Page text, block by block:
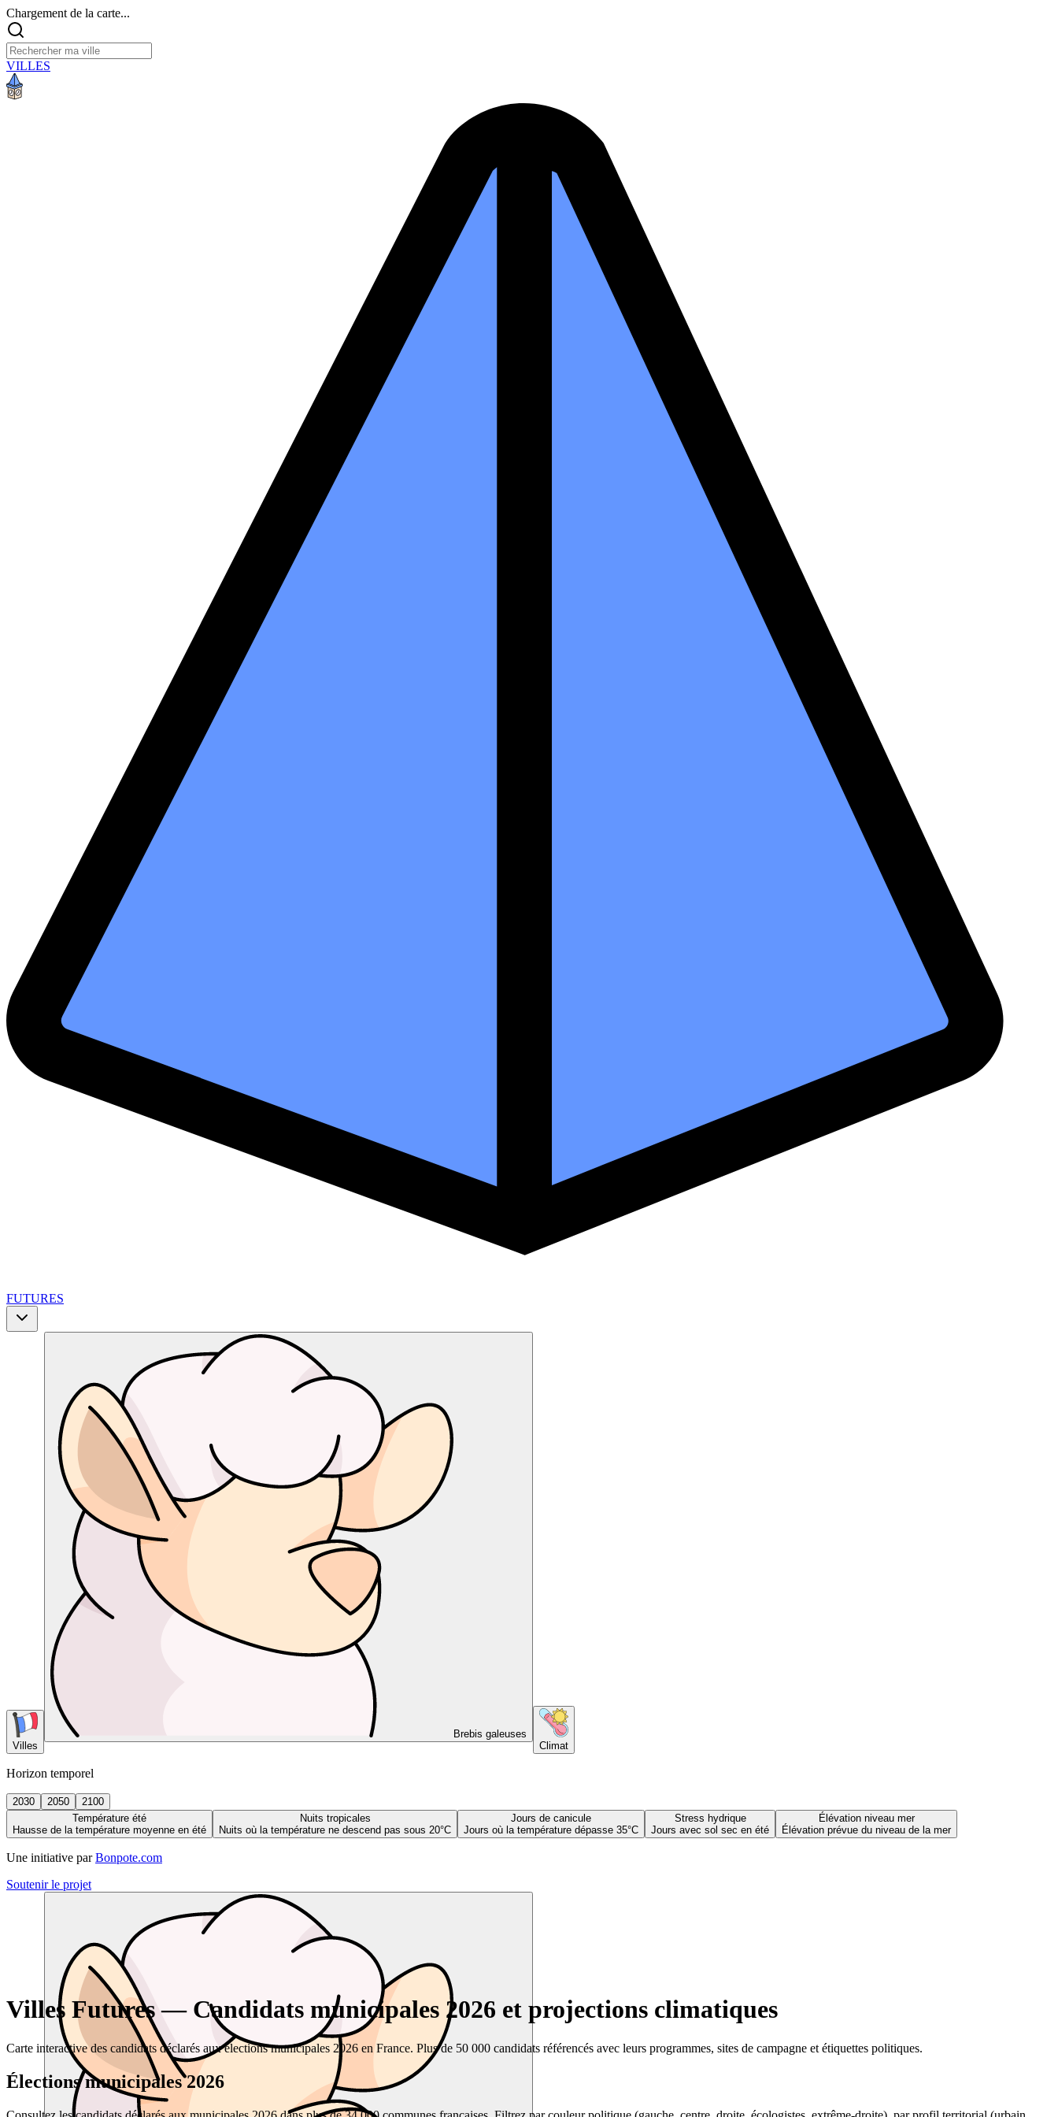
Chargement de la carte...
VILLES
FUTURES
Villes
Brebis galeuses
Climat
Horizon temporel
2030 2050
2100
Température été
Hausse de la température moyenne en été
Nuits tropicales
Nuits où la température ne descend pas sous 20°C
Jours de canicule
Jours où la température dépasse 35°C
Stress hydrique
Jours avec sol sec en été
Élévation niveau mer
Élévation prévue du niveau de la mer
Une initiative par Bonpote.com
Soutenir le projet
Villes Futures — Candidats municipales 2026 et projections climatiques
Carte interactive des candidats déclarés aux élections municipales 2026 en France. Plus de 50 000 candidats référencés avec leurs programmes, sites de campagne et étiquettes politiques.
Élections municipales 2026